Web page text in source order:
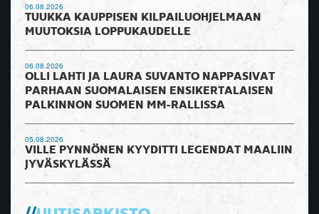
06.08.2026
TUUKKA KAUPPISEN KILPAILUOHJELMAAN
MUUTOKSIA LOPPUKAUDELLE
06.08.2026
OLLI LAHTI JA LAURA SUVANTO NAPPASIVAT
PARHAAN SUOMALAISEN ENSIKERTALAISEN
PALKINNON SUOMEN MM-RALLISSA
05.08.2026
VILLE PYNNÖNEN KYYDITTI LEGENDAT MAALIIN
JYVÄSKYLÄSSÄ